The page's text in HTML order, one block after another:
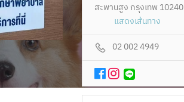
สะพานสูง กรุงเทพ 10240
แสดงเส้นทาง
02 002 4949